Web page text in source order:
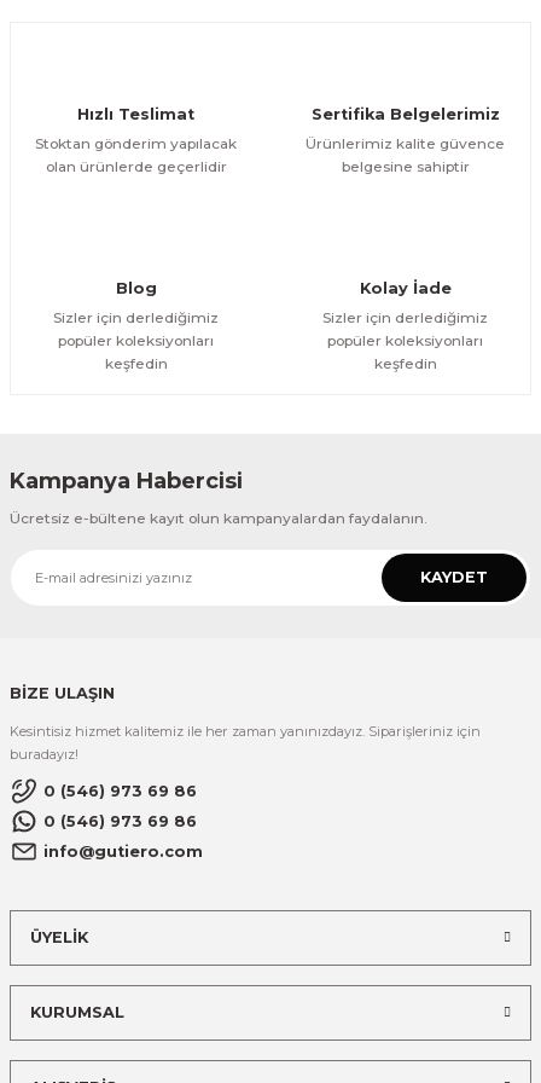
Bu ürüne benzer farklı alternatifler olmalı.
Hızlı Teslimat
Stoktan gönderim yapılacak
olan ürünlerde geçerlidir
Sertifika Belgelerimiz
Ürünlerimiz kalite güvence
belgesine sahiptir
Blog
Sizler için derlediğimiz
popüler koleksiyonları
keşfedin
Kolay İade
Sizler için derlediğimiz
popüler koleksiyonları
keşfedin
Kampanya Habercisi
Ücretsiz e-bültene kayıt olun kampanyalardan faydalanın.
KAYDET
BİZE ULAŞIN
Kesintisiz hizmet kalitemiz ile her zaman yanınızdayız. Siparişleriniz için
buradayız!
0 (546) 973 69 86
0 (546) 973 69 86
info@gutiero.com
ÜYELİK
KURUMSAL